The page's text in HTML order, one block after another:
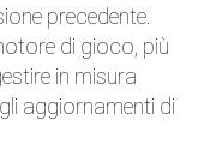
precedente.
di gioco, più
in misura
aggiornamenti di